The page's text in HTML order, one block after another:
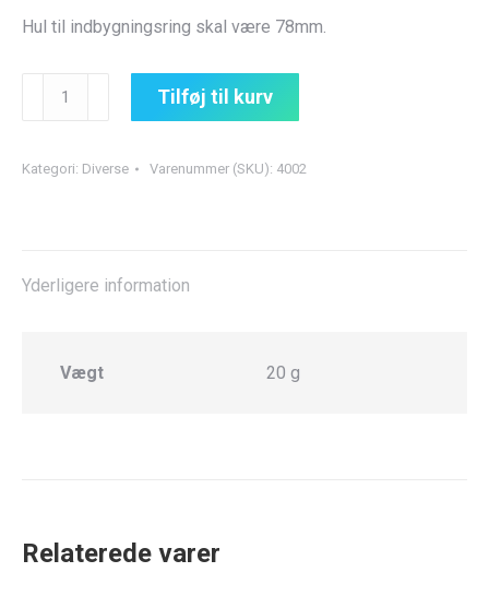
Hul til indbygningsring skal være 78mm.
Indbygningsring
antal
Tilføj til kurv
Kategori: Diverse Varenummer (SKU): 4002
Yderligere information
Vægt 20 g
Relaterede varer